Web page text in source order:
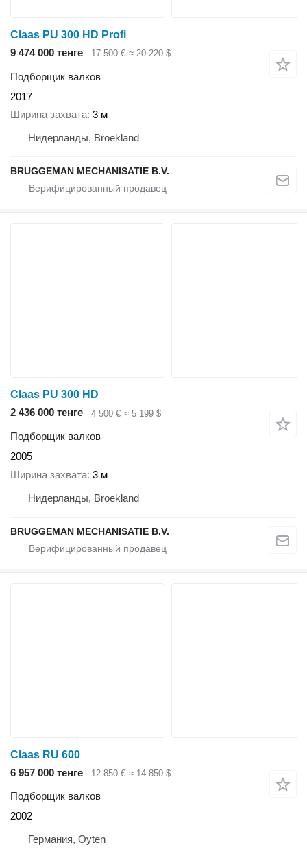
Claas PU 300 HD Profi
9 474 000 тенге
17 500 € ≈ 20 220 $
Подборщик валков
2017
Ширина захвата 3 м
Нидерланды, Broekland
BRUGGEMAN MECHANISATIE B.V.
Claas PU 300 HD
2 436 000 тенге
4 500 € ≈ 5 199 $
Подборщик валков
2005
Ширина захвата 3 м
Нидерланды, Broekland
BRUGGEMAN MECHANISATIE B.V.
Claas RU 600
6 957 000 тенге
12 850 € ≈ 14 850 $
Подборщик валков
2002
Германия, Oyten